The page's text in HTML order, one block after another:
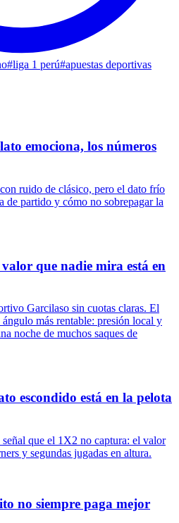
#liga 1 perú#apuestas deportivas
emociona, los números
ruido de clásico, pero el dato frío
de partido y cómo no sobrepagar la
que nadie mira está en
Garcilaso sin cuotas claras. El
más rentable: presión local y
noche de muchos saques de
escondido está en la pelota
que el 1X2 no captura: el valor
y segundas jugadas en altura.
no siempre paga mejor